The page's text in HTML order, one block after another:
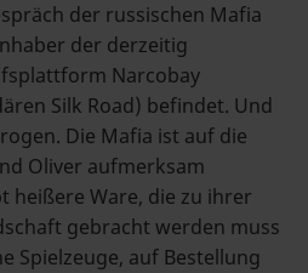
der russischen Mafia
der derzeitig
Narcobay
Silk Road) befindet. Und
Die Mafia ist auf die
Oliver aufmerksam
heißere Ware, die zu ihrer
gebracht werden muss
Spielzeuge, auf Bestellung